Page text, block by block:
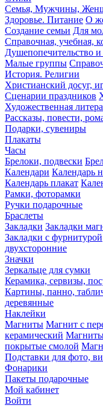
Семья, Мужчины,
Здоровье. Питание О
Создание семьи Для
Справочная, учебная,
Душепопечительство и
Малые группы
История. Религии
Христианский досуг,
Сценарии праздников
Художественная
Рассказы, повести,
Подарки, сувениры
Плакаты
Часы
Брелоки, подвески
Календари Календарь
Календарь плакат
Рамки, фоторамки
Ручки подарочные
Браслеты
Закладки Закладки
Закладки с фурнитурой
двухсторонние
Значки
Зеркальце для сумки
Керамика, сервизы,
Картины, панно,
деревянные
Наклейки
Магниты Магнит с
керамический
покрытые смолой
Подставки для фото,
Фонарики
Пакеты подарочные
Мой кабинет
Войти